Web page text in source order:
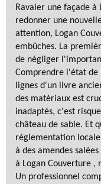
Ravaler une façade
redonner une
attention, Logan
embûches. La
de négliger
Comprendre l'état
lignes d'un livre
des matériaux est
inadaptés, c'est
château de sable. Et
réglementation
à des amendes
à Logan Couverture ,
Un professionnel